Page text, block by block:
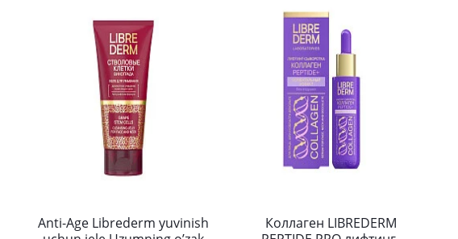
Anti-Age Librederm yuvinish
Коллаген LIBREDERM